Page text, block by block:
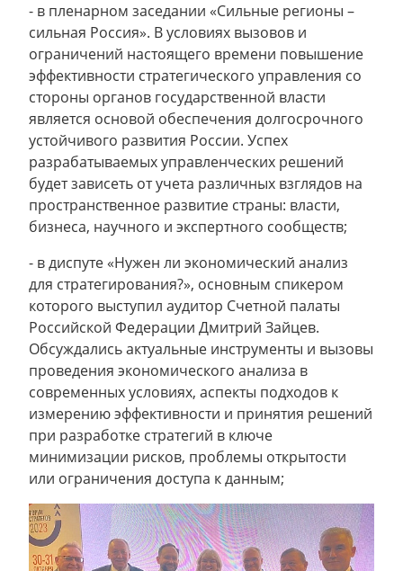
- в пленарном заседании «Сильные регионы –
сильная Россия». В условиях вызовов и
ограничений настоящего времени повышение
эффективности стратегического управления со
стороны органов государственной власти
является основой обеспечения долгосрочного
устойчивого развития России. Успех
разрабатываемых управленческих решений
будет зависеть от учета различных взглядов на
пространственное развитие страны: власти,
бизнеса, научного и экспертного сообществ;
- в диспуте «Нужен ли экономический анализ
для стратегирования?», основным спикером
которого выступил аудитор Счетной палаты
Российской Федерации Дмитрий Зайцев.
Обсуждались актуальные инструменты и вызовы
проведения экономического анализа в
современных условиях, аспекты подходов к
измерению эффективности и принятия решений
при разработке стратегий в ключе
минимизации рисков, проблемы открытости
или ограничения доступа к данным;